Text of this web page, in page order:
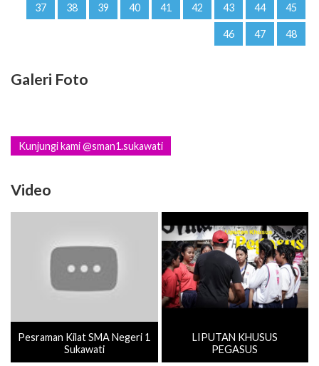
37 38 39 40 41 42 43 44 45
46 47 48
Galeri Foto
Kunjungi kami @sman1.sukawati
Video
Pesraman Kilat SMA Negeri 1
Sukawati
LIPUTAN KHUSUS
PEGASUS